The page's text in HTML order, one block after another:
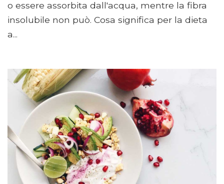
o essere assorbita dall'acqua, mentre la fibra
insolubile non può. Cosa significa per la dieta
a...